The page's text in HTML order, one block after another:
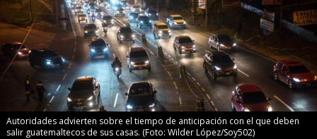
Autoridades advierten sobre el tiempo de anticipación con el que deben
salir guatemaltecos de sus casas. (Foto: Wilder López/Soy502)